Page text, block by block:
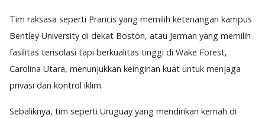
Tim raksasa seperti Prancis yang memilih ketenangan kampus
Bentley University di dekat Boston, atau Jerman yang memilih
fasilitas terisolasi tapi berkualitas tinggi di Wake Forest,
Carolina Utara, menunjukkan keinginan kuat untuk menjaga
privasi dan kontrol iklim.
Sebaliknya, tim seperti Uruguay yang mendirikan kemah di